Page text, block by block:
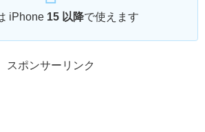
iPhone 15 以降で使えます
スポンサーリンク